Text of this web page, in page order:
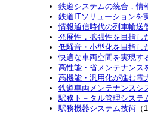
鉄道システムの統合，情
鉄道ITソリューションを
情報通信時代の列車輸送
発展性，拡張性を目指し
低騒音・小型化を目指し
快適な車両空間を実現す
高性能・省メンテナンス
高機能・汎用化が進む電
鉄道車両メンテナンスシ
駅務ト－タル管理システ
駅務機器システム技術